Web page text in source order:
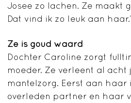
Josee zo lachen. Ze maakt
Dat vind ik zo leuk aan
Ze is goud waard
Dochter Caroline zorgt
moeder. Ze verleent al acht
mantelzorg. Eerst aan haar
overleden partner en haar